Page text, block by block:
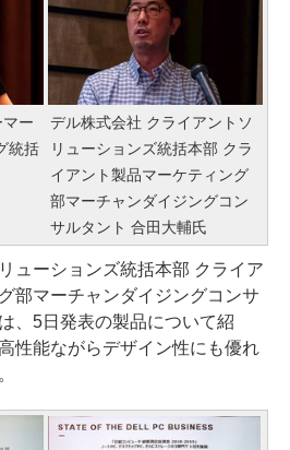
ー
統括
デル株式会社 クライアントソ
リューションズ統括本部 クラ
イアント製品マーケティング
部マーチャンダイジングコン
サルタント 合田大輔氏
ューションズ統括本部 クライア
部マーチャンダイジングコンサ
、5日発表の製品について紹
性能ながらデザイン性にも優れ